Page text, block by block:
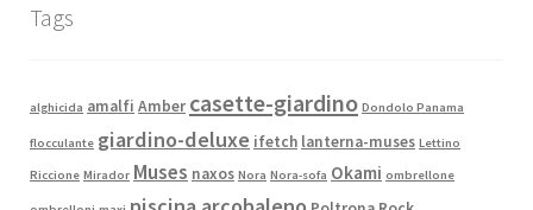
Tags
alghicida amalfi Amber casette-giardino Dondolo Panama
flocculante giardino-deluxe ifetch lanterna-muses Lettino
Riccione Mirador Muses naxos Nora Nora-sofa Okami ombrellone